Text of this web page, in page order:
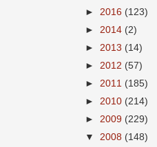
► 2016 (123)
► 2014 (2)
► 2013 (14)
► 2012 (57)
► 2011 (185)
► 2010 (214)
► 2009 (229)
▼ 2008 (148)